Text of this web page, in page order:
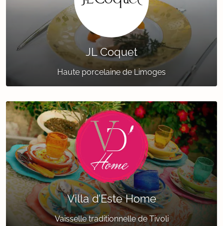
JL Coquet
Haute porcelaine de Limoges
Villa d’Este Home
Vaisselle traditionnelle de Tivoli